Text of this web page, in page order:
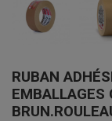
RUBAN
EMBALLAGES